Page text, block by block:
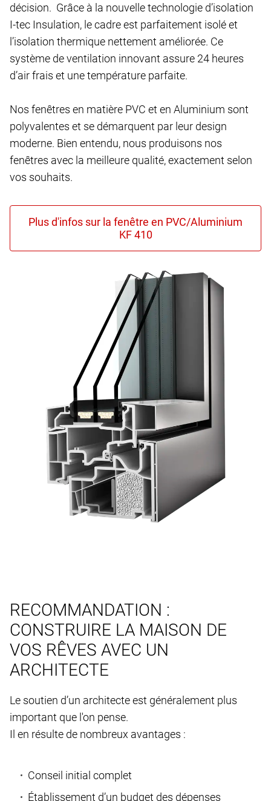
décision. Grâce à la nouvelle technologie d’isolation
I-tec Insulation, le cadre est parfaitement isolé et
l’isolation thermique nettement améliorée. Ce
système de ventilation innovant assure 24 heures
d’air frais et une température parfaite.
Nos fenêtres en matière PVC et en Aluminium sont
polyvalentes et se démarquent par leur design
moderne. Bien entendu, nous produisons nos
fenêtres avec la meilleure qualité, exactement selon
vos souhaits.
RECOMMANDATION :
CONSTRUIRE LA MAISON DE
VOS RÊVES AVEC UN
ARCHITECTE
Le soutien d’un architecte est généralement plus
important que l'on pense.
Il en résulte de nombreux avantages :
Conseil initial complet
Établissement d’un budget des dépenses